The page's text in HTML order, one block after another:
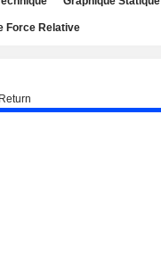
Force Relative